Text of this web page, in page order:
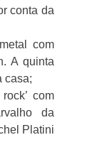
conta da
com
A quinta
casa;
com
da
Platini